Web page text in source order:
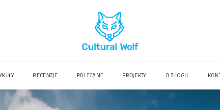
RECENZJE POLECANE PROJEKTY O BLOGU